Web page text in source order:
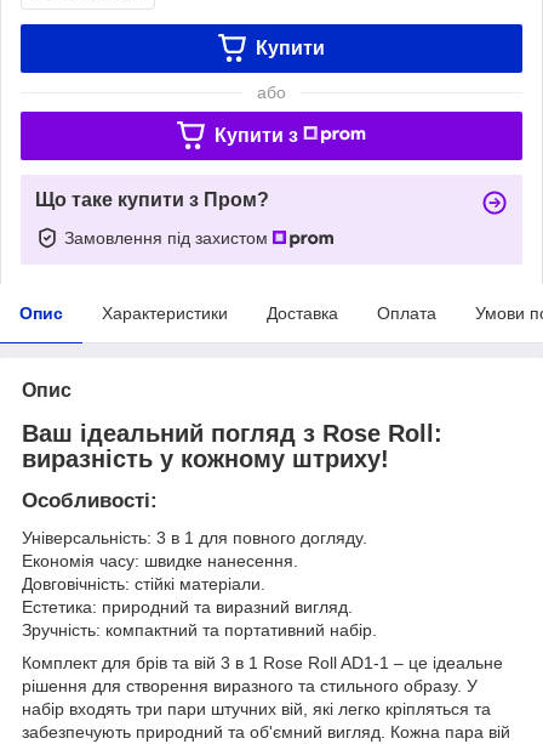
Купити
або
Купити з
Що таке купити з Пром?
Замовлення під захистом
Опис Характеристики Доставка Оплата Умови
Опис
Ваш ідеальний погляд з Rose Roll:
виразність у кожному штриху!
Особливості:
Універсальність: 3 в 1 для повного догляду.
Економія часу: швидке нанесення.
Довговічність: стійкі матеріали.
Естетика: природний та виразний вигляд.
Зручність: компактний та портативний набір.
Комплект для брів та вій 3 в 1 Rose Roll AD1-1 – це ідеальне
рішення для створення виразного та стильного образу. У
набір входять три пари штучних вій, які легко кріпляться та
забезпечують природний та об'ємний вигляд. Кожна пара вій